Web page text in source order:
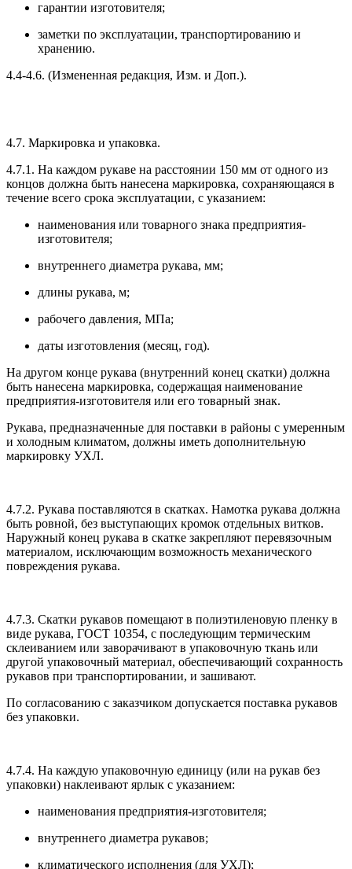
гарантии изготовителя;
заметки по эксплуатации, транспортированию и
хранению.
4.4-4.6. (Измененная редакция, Изм. и Доп.).
4.7. Маркировка и упаковка.
4.7.1. На каждом рукаве на расстоянии 150 мм от одного из
концов должна быть нанесена маркировка, сохраняющаяся в
течение всего срока эксплуатации, с указанием:
наименования или товарного знака предприятия-
изготовителя;
внутреннего диаметра рукава, мм;
длины рукава, м;
рабочего давления, МПа;
даты изготовления (месяц, год).
На другом конце рукава (внутренний конец скатки) должна
быть нанесена маркировка, содержащая наименование
предприятия-изготовителя или его товарный знак.
Рукава, предназначенные для поставки в районы с умеренным
и холодным климатом, должны иметь дополнительную
маркировку УХЛ.
4.7.2. Рукава поставляются в скатках. Намотка рукава должна
быть ровной, без выступающих кромок отдельных витков.
Наружный конец рукава в скатке закрепляют перевязочным
материалом, исключающим возможность механического
повреждения рукава.
4.7.3. Скатки рукавов помещают в полиэтиленовую пленку в
виде рукава, ГОСТ 10354, с последующим термическим
склеиванием или заворачивают в упаковочную ткань или
другой упаковочный материал, обеспечивающий сохранность
рукавов при транспортировании, и зашивают.
По согласованию с заказчиком допускается поставка рукавов
без упаковки.
4.7.4. На каждую упаковочную единицу (или на рукав без
упаковки) наклеивают ярлык с указанием:
наименования предприятия-изготовителя;
внутреннего диаметра рукавов;
климатического исполнения (для УХЛ);